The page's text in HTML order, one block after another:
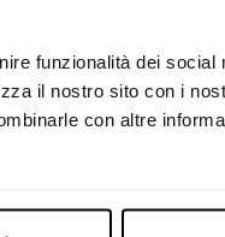
funzionalità dei social
il nostro sito con i
con altre
15,90 €
tuo primo ordine!